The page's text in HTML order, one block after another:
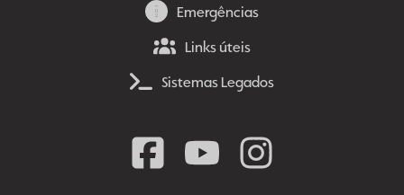
Emergências
Links úteis
Sistemas Legados